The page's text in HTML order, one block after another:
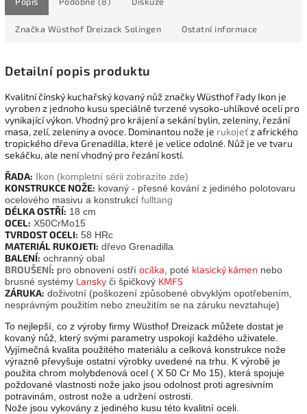
Značka Wüsthof Dreizack Solingen Ostatní informace
Detailní popis produktu
Kvalitní čínský kuchařský kovaný nůž značky Wüsthof řady Ikon je
vyroben z jednoho kusu speciálně tvrzené vysoko-uhlíkové oceli pro
vynikající výkon. Vhodný pro krájení a sekání bylin, zeleniny, řezání
masa, zelí, zeleniny a ovoce. Dominantou nože je rukojeťz afrického
tropického dřeva Grenadilla, které je velice odolné. Nůž je ve tvaru
sekáčku, ale není vhodný pro řezání kostí.
ŘADA: Ikon (kompletní sérii zobrazíte zde)
KONSTRUKCE NOŽE: kovaný - přesné kování z jediného polotovaru
ocelového masivu a konstrukcí fulltang
DÉLKA OSTŘÍ: 18 cm
OCEL: X50CrMo15
TVRDOST OCELI: 58 HRc
MATERIÁL RUKOJETI: dřevo Grenadilla
BALENÍ: ochranný obal
BROUŠENÍ: pro obnovení ostří ocílka , poté klasický kámen nebo
brusné systémy Lansky či špičkový KMFS
ZÁRUKA: doživotní (poškození způsobené obvyklým opotřebením,
nesprávným použitím nebo zneužitím se na záruku nevztahuje)
To nejlepší, co z výroby firmy Wüsthof Dreizack můžete dostat je
kovaný nůž, který svými parametry uspokojí každého uživatele.
Vyjímečná kvalita použitého materiálu a celková konstrukce nože
výrazně převyšuje ostatní výrobky uvedené na trhu. K výrobě je
použita chrom molybdenová ocel ( X 50 Cr Mo 15), která spojuje
poždované vlastnosti nože jako jsou odolnost proti agresivním
potravinám, ostrost nože a udržení ostrosti.
Nože jsou vykovány z jediného kusu této kvalitní oceli.